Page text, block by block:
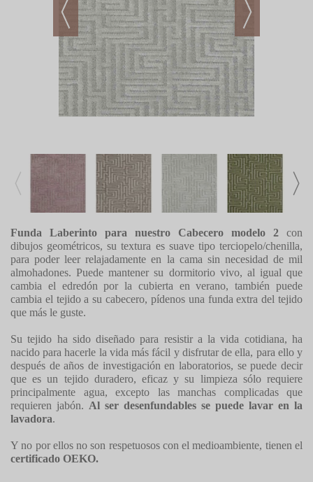
Funda Laberinto para nuestro Cabecero modelo 2 con
dibujos geométricos, su textura es suave tipo terciopelo/chenilla,
para poder leer relajadamente en la cama sin necesidad de mil
almohadones. Puede mantener su dormitorio vivo, al igual que
cambia el edredón por la cubierta en verano, también puede
cambia el tejido a su cabecero, pídenos una funda extra del tejido
que más le guste.
Su tejido ha sido diseñado para resistir a la vida cotidiana, ha
nacido para hacerle la vida más fácil y disfrutar de ella, para ello y
después de años de investigación en laboratorios, se puede decir
que es un tejido duradero, eficaz y su limpieza sólo requiere
principalmente agua, excepto las manchas complicadas que
requieren jabón. Al ser desenfundables se puede lavar en la
lavadora.
Y no por ellos no son respetuosos con el medioambiente, tienen el
certificado OEKO.